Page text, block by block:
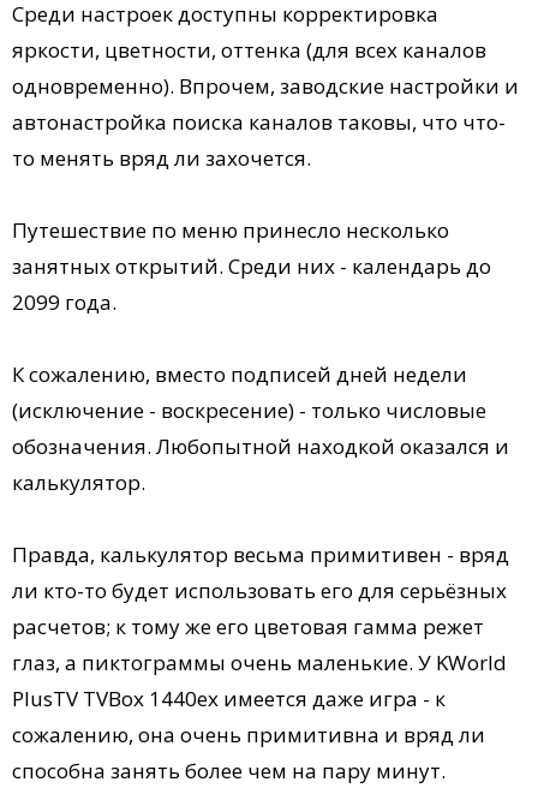
Среди настроек доступны корректировка
яркости, цветности, оттенка (для всех каналов
одновременно). Впрочем, заводские настройки и
автонастройка поиска каналов таковы, что что-
то менять вряд ли захочется.
Путешествие по меню принесло несколько
занятных открытий. Среди них - календарь до
2099 года.
К сожалению, вместо подписей дней недели
(исключение - воскресение) - только числовые
обозначения. Любопытной находкой оказался и
калькулятор.
Правда, калькулятор весьма примитивен - вряд
ли кто-то будет использовать его для серьёзных
расчетов; к тому же его цветовая гамма режет
глаз, а пиктограммы очень маленькие. У KWorld
PlusTV TVBox 1440ex имеется даже игра - к
сожалению, она очень примитивна и вряд ли
способна занять более чем на пару минут.